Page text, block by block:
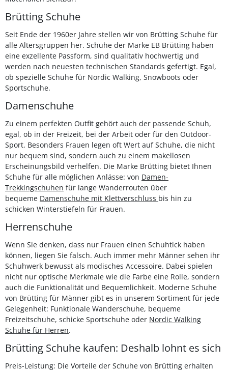
Brütting Schuhe
Seit Ende der 1960er Jahre stellen wir von Brütting Schuhe für
alle Altersgruppen her. Schuhe der Marke EB Brütting haben
eine exzellente Passform, sind qualitativ hochwertig und
werden nach neuesten technischen Standards gefertigt. Egal,
ob spezielle Schuhe für Nordic Walking, Snowboots oder
Sportschuhe.
Damenschuhe
Zu einem perfekten Outfit gehört auch der passende Schuh,
egal, ob in der Freizeit, bei der Arbeit oder für den Outdoor-
Sport. Besonders Frauen legen oft Wert auf Schuhe, die nicht
nur bequem sind, sondern auch zu einem makellosen
Erscheinungsbild verhelfen. Die Marke Brütting bietet Ihnen
Schuhe für alle möglichen Anlässe: von Damen-
Trekkingschuhen für lange Wanderrouten über
bequeme Damenschuhe mit Klettverschluss bis hin zu
schicken Winterstiefeln für Frauen.
Herrenschuhe
Wenn Sie denken, dass nur Frauen einen Schuhtick haben
können, liegen Sie falsch. Auch immer mehr Männer sehen ihr
Schuhwerk bewusst als modisches Accessoire. Dabei spielen
nicht nur optische Merkmale wie die Farbe eine Rolle, sondern
auch die Funktionalität und Bequemlichkeit. Moderne Schuhe
von Brütting für Männer gibt es in unserem Sortiment für jede
Gelegenheit: Funktionale Wanderschuhe, bequeme
Freizeitschuhe, schicke Sportschuhe oder Nordic Walking
Schuhe für Herren.
Brütting Schuhe kaufen: Deshalb lohnt es sich
Preis-Leistung: Die Vorteile der Schuhe von Brütting erhalten